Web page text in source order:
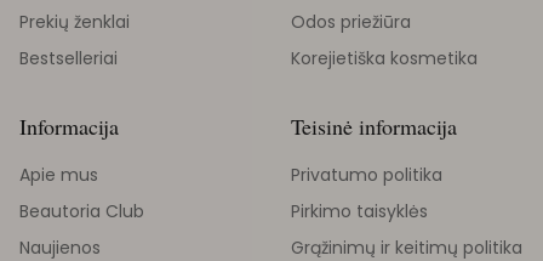
Prekių ženklai
Bestselleriai
Odos priežiūra
Korejietiška kosmetika
Informacija
Apie mus
Beautoria Club
Naujienos
Teisinė informacija
Privatumo politika
Pirkimo taisyklės
Grąžinimų ir keitimų politika